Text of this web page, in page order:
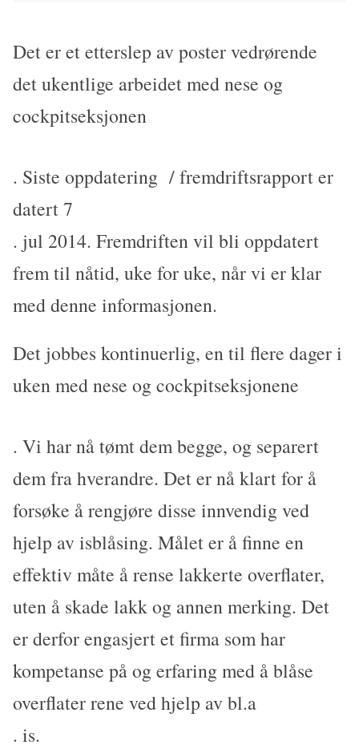
Det er et etterslep av poster vedrørende
det ukentlige arbeidet med nese og
cockpitseksjonen
. Siste oppdatering / fremdriftsrapport er
datert 7
. jul 2014. Fremdriften vil bli oppdatert
frem til nåtid, uke for uke, når vi er klar
med denne informasjonen.
Det jobbes kontinuerlig, en til flere dager i
uken med nese og cockpitseksjonene
. Vi har nå tømt dem begge, og separert
dem fra hverandre. Det er nå klart for å
forsøke å rengjøre disse innvendig ved
hjelp av isblåsing. Målet er å finne en
effektiv måte å rense lakkerte overflater,
uten å skade lakk og annen merking. Det
er derfor engasjert et firma som har
kompetanse på og erfaring med å blåse
overflater rene ved hjelp av bl.a
. is.